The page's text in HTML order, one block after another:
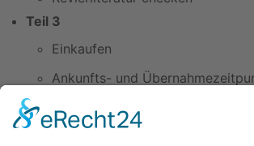
Teil 3
Einkaufen
Ankunfts- und
Checkliste durchgehen